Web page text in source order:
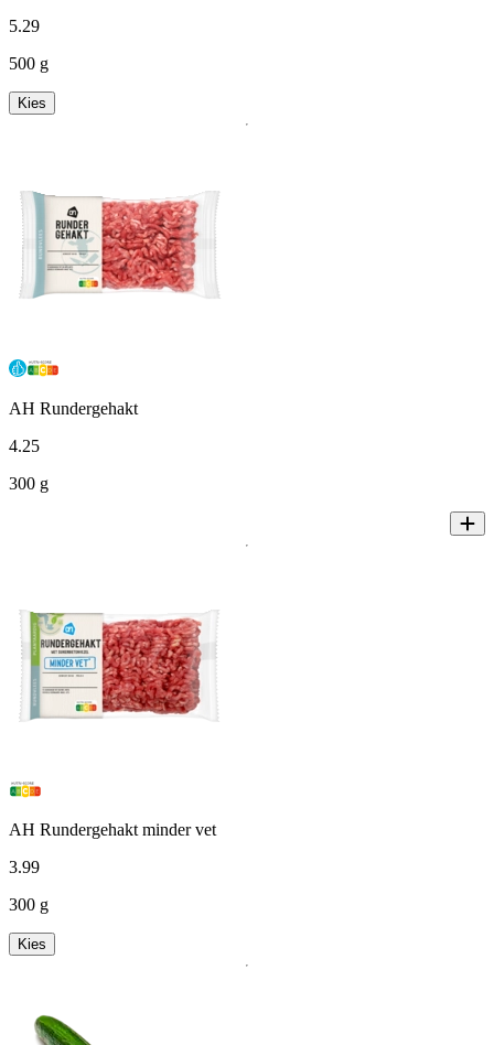
5.29
500 g
Kies
AH Rundergehakt
4.25
300 g
AH Rundergehakt minder vet
3.99
300 g
Kies